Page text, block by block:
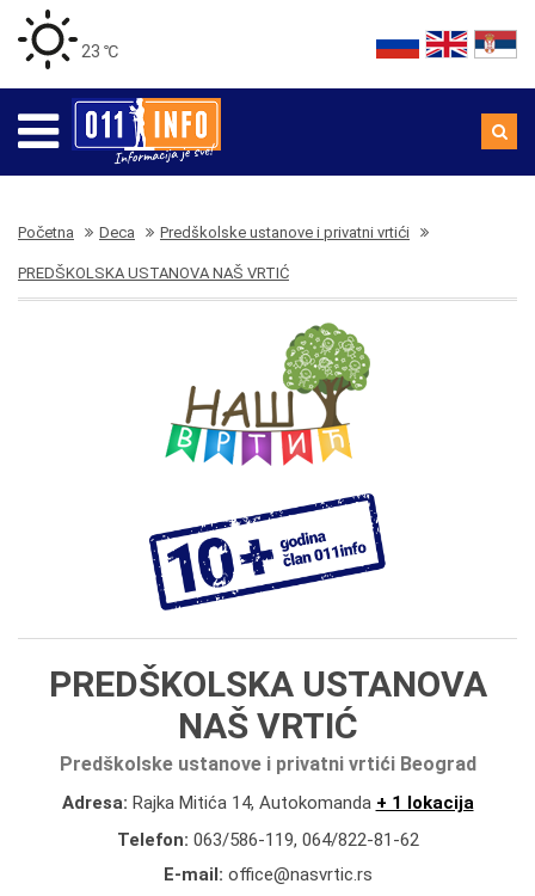
23 ℃
Početna Deca Predškolske ustanove i privatni vrtići
PREDŠKOLSKA USTANOVA NAŠ VRTIĆ
PREDŠKOLSKA USTANOVA
NAŠ VRTIĆ
Predškolske ustanove i privatni vrtići Beograd
Adresa: Rajka Mitića 14, Autokomanda + 1 lokacija
Telefon: 063/586-119, 064/822-81-62
E-mail: office@nasvrtic.rs